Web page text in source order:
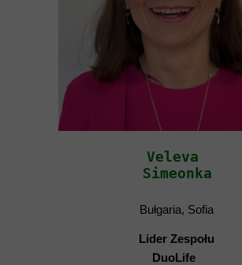
Veleva
Simeonka
Bułgaria, Sofia
Lider Zespołu
DuoLife